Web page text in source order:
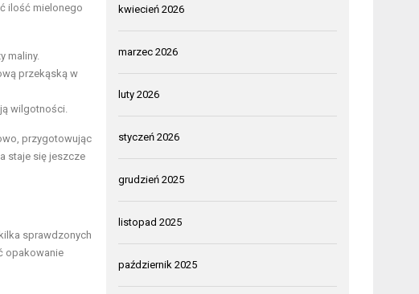
ilość mielonego
maliny.
przekąską w
wilgotności.
przygotowując
staje się jeszcze
sprawdzonych
opakowanie
kwiecień 2026
marzec 2026
luty 2026
styczeń 2026
grudzień 2025
listopad 2025
październik 2025